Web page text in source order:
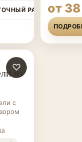
РАСЧЁТот
♡
из
с